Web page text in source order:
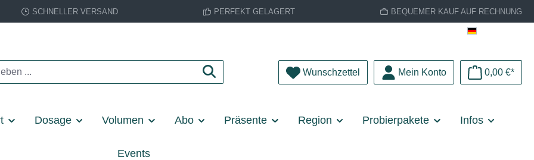
SCHNELLER VERSAND PERFEKT GELAGERT BEQUEMER KAUF AUF RECHNUNG
Wunschzettel Du hast 0 Produkte auf dem Merkzettel
Mein Konto 0,00 €*
Dosage Volumen Abo Präsente Region Probierpakete Infos
Events